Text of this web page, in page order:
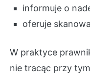
informuje o
oferuje
W praktyce
nie tracąc przy